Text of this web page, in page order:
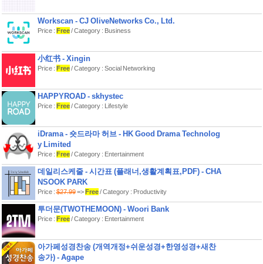
- 가로 모드 모바일 최적화
- 한 판 약 30분 — 짧은 출퇴근/티타임
에 완료
Music by Kevin MacLeod
Workscan - CJ OliveNetworks Co., Ltd.
Price : Free/ Category : Business
小红书 - Xingin
Price : Free/ Category : Social Networking
HAPPYROAD - skhystec
Price : Free/ Category : Lifestyle
iDrama - 숏드라마 허브 - HK Good Drama Technolog
y Limited
Price : Free/ Category : Entertainment
데일리스케줄 - 시간표 (플래너,생활계획표,PDF) - CHA
NSOOK PARK
Price :$27.99=>Free/ Category : Productivity
투더문(TWOTHEMOON) - Woori Bank
Price : Free/ Category : Entertainment
아가페성경찬송 (개역개정+쉬운성경+한영성경+새찬
송가) - Agape